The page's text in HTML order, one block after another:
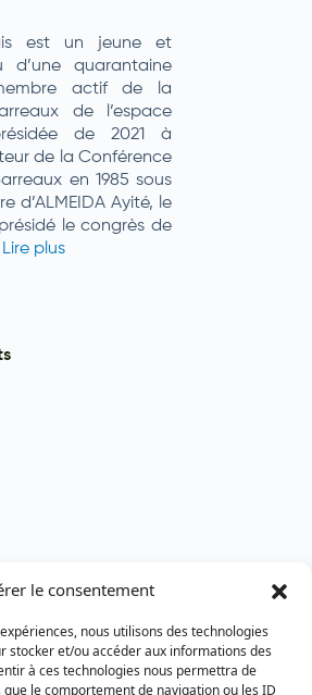
le consentement
nous utilisons des technologies
stocker et/ou accéder aux informations des
à ces technologies nous permettra de
le comportement de navigation ou les ID
est un jeune et
d’une quarantaine
actif de la
de l’espace
de 2021 à
de la Conférence
en 1985 sous
d’ALMEIDA Ayité, le
le congrès de
Lire plus